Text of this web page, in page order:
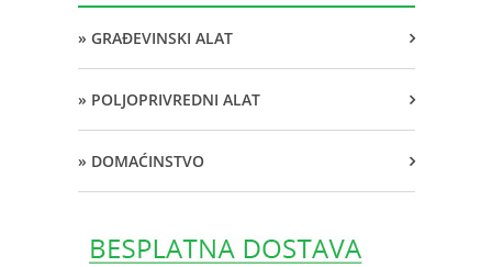
» GRAĐEVINSKI ALAT
» POLJOPRIVREDNI ALAT
» DOMAĆINSTVO